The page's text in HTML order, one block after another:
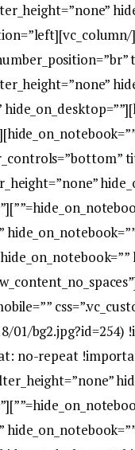
hide_on_desktop=””
alter_height=”none”
bg2.jpg?id=254)